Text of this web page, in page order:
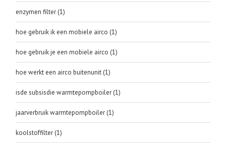
enzymen filter (1)
hoe gebruik ik een mobiele airco (1)
hoe gebruik je een mobiele airco (1)
hoe werkt een airco buitenunit (1)
isde subsisdie warmtepompboiler (1)
jaarverbruik warmtepompboiler (1)
koolstoffilter (1)